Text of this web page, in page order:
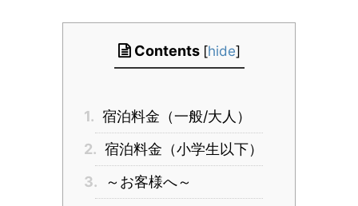
Contents [hide]
1. 宿泊料金（一般/大人）
2. 宿泊料金（小学生以下）
3.
～お客様へ～